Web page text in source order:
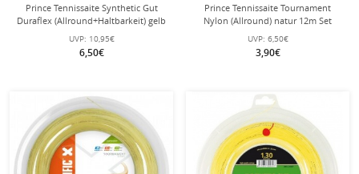
Prince Tennissaite Synthetic Gut
Duraflex (Allround+Haltbarkeit) gelb
12m Set
UVP: 10,95€
6,50€
Prince Tennissaite Tournament
Nylon (Allround) natur 12m Set
UVP: 6,50€
3,90€